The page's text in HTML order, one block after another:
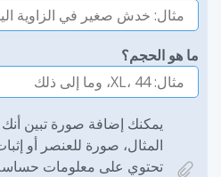
ما هو الحجم؟
يمكنك إضافة صورة تبين
المثال، صورة للعنصر أو
تحتوي على معلومات